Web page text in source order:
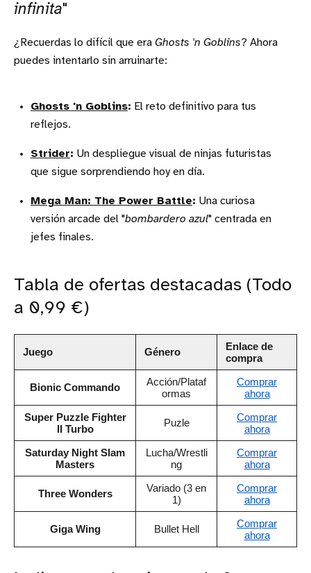
infinita"
¿Recuerdas lo difícil que era Ghosts 'n Goblins? Ahora
puedes intentarlo sin arruinarte:
Ghosts 'n Goblins: El reto definitivo para tus
reflejos.
Strider: Un despliegue visual de ninjas futuristas
que sigue sorprendiendo hoy en día.
Mega Man: The Power Battle: Una curiosa
versión arcade del "bombardero azul" centrada en
jefes finales.
Tabla de ofertas destacadas (Todo
a 0,99 €)
Juego Género
Enlace de
compra
Bionic Commando
Acción/Plataf
ormas
Comprar
ahora
Super Puzzle Fighter
II Turbo
Puzle
Comprar
ahora
Saturday Night Slam
Masters
Lucha/Wrestli
ng
Comprar
ahora
Three Wonders
Variado (3 en
1)
Comprar
ahora
Giga Wing Bullet Hell
Comprar
ahora